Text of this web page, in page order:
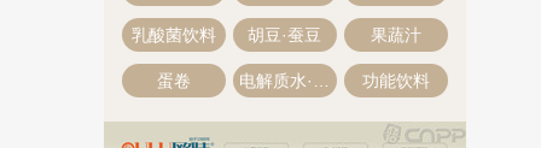
乳酸菌饮料 胡豆·蚕豆 果蔬汁
蛋卷 功能饮料